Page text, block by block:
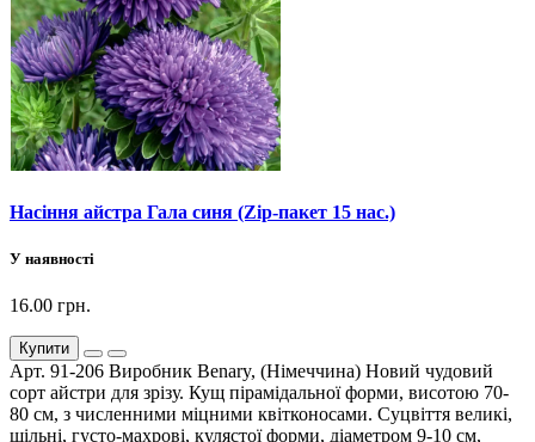
Насіння айстра Гала синя (Zip-пакет 15 нас.)
У наявності
16.00 грн.
Купити
Арт. 91-206 Виробник Benary, (Німеччина) Новий чудовий
сорт айстри для зрізу. Кущ пірамідальної форми, висотою 70-
80 см, з численними міцними квітконосами. Суцвіття великі,
щільні, густо-махрові, кулястої форми, діаметром 9-10 см,